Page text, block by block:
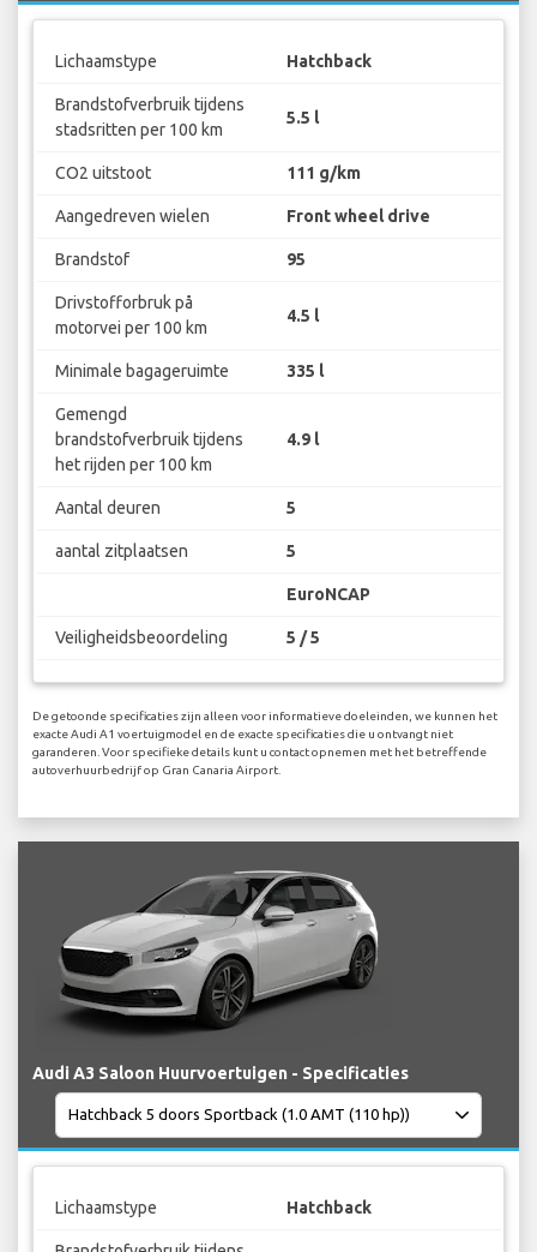
Lichaamstype Hatchback
Brandstofverbruik tijdens
stadsritten per 100 km
5.5 l
CO2 uitstoot 111 g/km
Aangedreven wielen Front wheel drive
Brandstof 95
Drivstofforbruk på
motorvei per 100 km
4.5 l
Minimale bagageruimte 335 l
Gemengd
brandstofverbruik tijdens
het rijden per 100 km
4.9 l
Aantal deuren 5
aantal zitplaatsen 5
EuroNCAP
Veiligheidsbeoordeling 5 / 5
De getoonde specificaties zijn alleen voor informatieve doeleinden, we kunnen het
exacte Audi A1 voertuigmodel en de exacte specificaties die u ontvangt niet
garanderen. Voor specifieke details kunt u contact opnemen met het betreffende
autoverhuurbedrijf op Gran Canaria Airport.
Audi A3 Saloon Huurvoertuigen - Specificaties
Lichaamstype Hatchback